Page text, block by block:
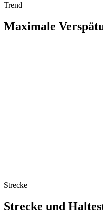
Trend
Maximale
Strecke
Strecke und